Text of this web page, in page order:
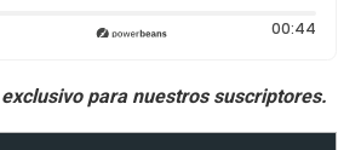
Tiempo transcurrido: 0 segundos 00:44